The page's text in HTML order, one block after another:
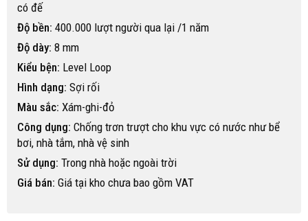
có đế
Độ bền: 400.000 lượt người qua lại /1 năm
Độ dày: 8 mm
Kiểu bện: Level Loop
Hình dạng: Sợi rối
Màu sắc: Xám-ghi-đỏ
Công dụng: Chống trơn trượt cho khu vực có nước như bể
bơi, nhà tắm, nhà vệ sinh
Sử dụng: Trong nhà hoặc ngoài trời
Giá bán: Giá tại kho chưa bao gồm VAT